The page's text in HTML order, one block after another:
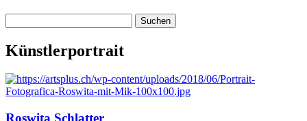
nach:
Künstlerportrait
Roswita Schlatter